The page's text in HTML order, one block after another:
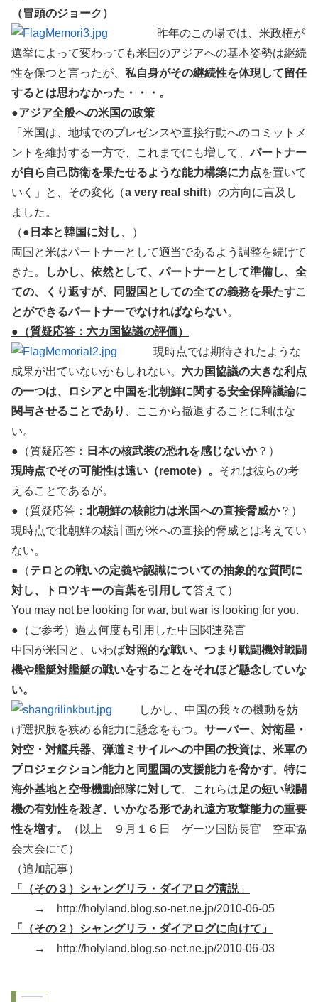
（冒頭のジョーク）
昨年のこの場では、米政権が
選挙によって変わっても米国のアジアへの基本姿勢は継続
性を保つと言ったが、 私自身がその継続性を体現して留任
するとは思わなかった・・・。
●アジア全般への米国の政策
「米国は、地域でのプレゼンスや直接行動へのコミットメ
ントを維持する一方で、これまでにも増して、パートナー
が自ら自己防衛を果たせるような能力構築に力点を置いて
いく」と、その変化（a very real shift）の方向に言及し
ました。
（● 日本と韓国に対し
、）
両国と米はパートナーとして適当であるよう調整を続けて
きた。
しかし、依然として、パートナーとして準備し、全
ての、くり返すが、同盟国としての全ての義務を果たすこ
とができるパートナーでなければならない。
●（質疑応答：六カ国協議の評価）
現時点では期待されたような
成果が出ていないかもしれない。 六カ国協議の大きな利点
の一つは、ロシアと中国を北朝鮮に関する安全保障議論に
関与させることであり
、ここから撤退することに利はな
い。
●（質疑応答：
日本の核武装の恐れを感じないか？）
現時点でその可能性は遠い（remote）。 それは彼らの考
えることであるが。
●（質疑応答： 北朝鮮の核能力は米国への直接脅威か？）
現時点で北朝鮮の核計画が米への直接的脅威とは考えてい
ない。
●（テロとの戦いの定義や認識についての抽象的な質問に
対し、トロツキーの言葉を引用して答えて）
You may not be looking for war, but war is looking for you.
●（ご参考）過去何度も引用した中国関連発言
中国が米国と、いわば対照的な戦い、つまり戦闘機対戦闘
機や艦艇対艦艇の戦いをすることをそれほど懸念していな
い。
しかし、中国の我々の機動を妨
げ選択肢を狭める能力に懸念をもつ。 サーバー、対衛星・
対空・対艦兵器、弾道ミサイルへの中国の投資は、米軍の
プロジェクション能力と同盟国の支援能力を脅かす。 特に
海外基地と空母機動部隊に対して。これらは足の短い戦闘
機の有効性を殺ぎ、いかなる形であれ遠方攻撃能力の重要
性を増す。
（以上 ９月１６日 ゲーツ国防長官 空軍協
会大会にて）
（追加記事）
「（その３）シャングリラ・ダイアログ演説」
→ http://holyland.blog.so-net.ne.jp/2010-06-05
「（その２）シャングリラ・ダイアログに向けて」
→ http://holyland.blog.so-net.ne.jp/2010-06-03